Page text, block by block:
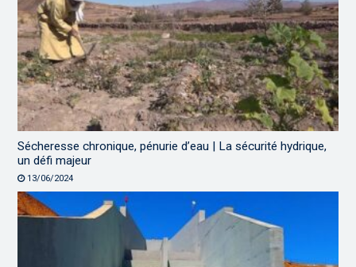
Sécheresse chronique, pénurie d’eau | La sécurité hydrique,
un défi majeur
13/06/2024